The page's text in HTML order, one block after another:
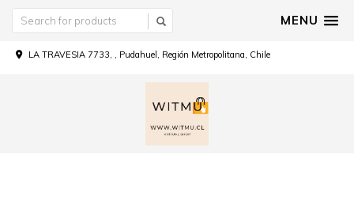
MENU
LA TRAVESIA 7733, , Pudahuel, Región Metropolitana, Chile